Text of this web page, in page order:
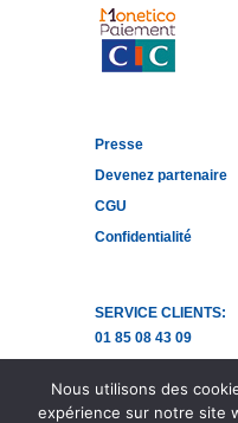
Presse
Devenez partenaire
CGU
Confidentialité
SERVICE CLIENTS:
01 85 08 43 09
Facebook
Nous utilisons des
expérience sur notre site